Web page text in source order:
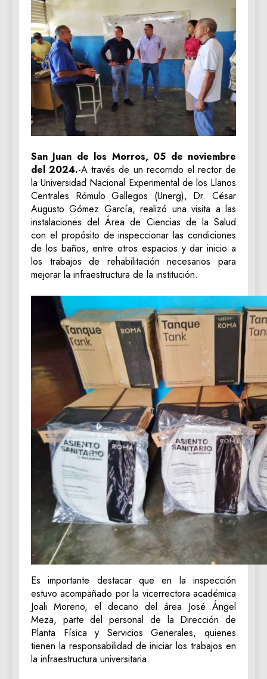
San Juan de los Morros, 05 de noviembre
del 2024.-A través de un recorrido el rector de
la Universidad Nacional Experimental de los Llanos
Centrales Rómulo Gallegos (Unerg), Dr. César
Augusto Gómez García, realizó una visita a las
instalaciones del Área de Ciencias de la Salud
con el propósito de inspeccionar las condiciones
de los baños, entre otros espacios y dar inicio a
los trabajos de rehabilitación necesarios para
mejorar la infraestructura de la institución.
Es importante destacar que en la inspección
estuvo acompañado por la vicerrectora académica
Joali Moreno, el decano del área José Ángel
Meza, parte del personal de la Dirección de
Planta Física y Servicios Generales, quienes
tienen la responsabilidad de iniciar los trabajos en
la infraestructura universitaria.